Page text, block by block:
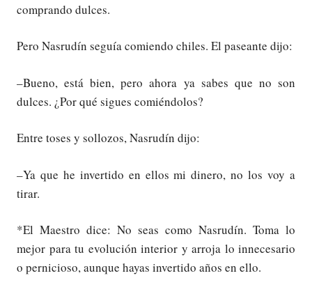
comprando dulces.
Pero Nasrudín seguía comiendo chiles. El paseante dijo:
–Bueno, está bien, pero ahora ya sabes que no son
dulces. ¿Por qué sigues comiéndolos?
Entre toses y sollozos, Nasrudín dijo:
–Ya que he invertido en ellos mi dinero, no los voy a
tirar.
*El Maestro dice: No seas como Nasrudín. Toma lo
mejor para tu evolución interior y arroja lo innecesario
o pernicioso, aunque hayas invertido años en ello.